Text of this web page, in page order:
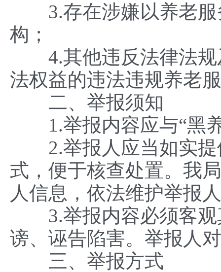
3.存在涉嫌以养老服
构；
4.其他违反法律法规
法权益的违法违规养老
二、举报须知
1.举报内容应与“黑
2.举报人应当如实提
式，便于核查处置。我
人信息，依法维护举报
3.举报内容必须客观
谤、诬告陷害。举报人
三、举报方式